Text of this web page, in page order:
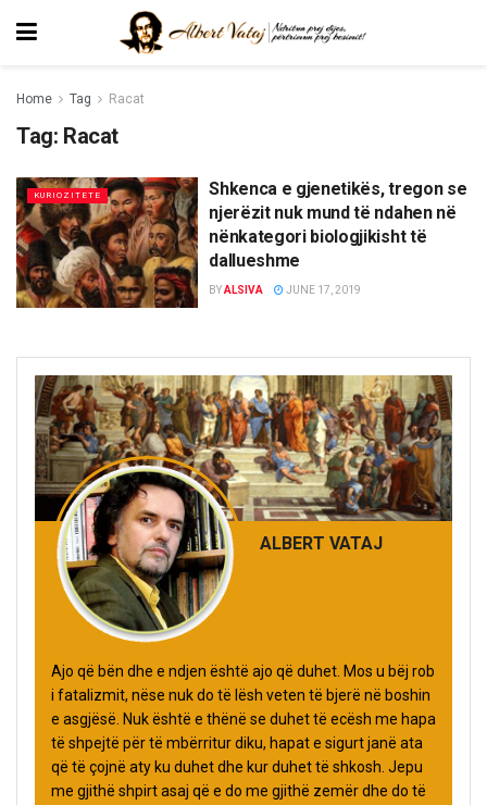
Home Tag Racat
Tag: Racat
KURIOZITETE
Shkenca e gjenetikës, tregon se
njerëzit nuk mund të ndahen në
nënkategori biologjikisht të
dallueshme
BYALSIVA JUNE 17, 2019
ALBERT VATAJ
Ajo që bën dhe e ndjen është ajo që duhet. Mos u bëj rob
i fatalizmit, nëse nuk do të lësh veten të bjerë në boshin
e asgjësë. Nuk është e thënë se duhet të ecësh me hapa
të shpejtë për të mbërritur diku, hapat e sigurt janë ata
që të çojnë aty ku duhet dhe kur duhet të shkosh. Jepu
me gjithë shpirt asaj që e do me gjithë zemër dhe do të